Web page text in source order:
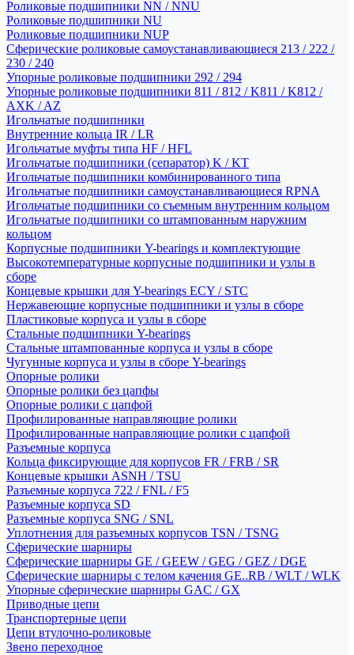
Роликовые подшипники NN / NNU
Роликовые подшипники NU
Роликовые подшипники NUP
Сферические роликовые самоустанавливающиеся 213 / 222 /
230 / 240
Упорные роликовые подшипники 292 / 294
Упорные роликовые подшипники 811 / 812 / K811 / K812 /
AXK / AZ
Игольчатые подшипники
Внутренние кольца IR / LR
Игольчатые муфты типа HF / HFL
Игольчатые подшипники (сепаратор) K / KT
Игольчатые подшипники комбинированного типа
Игольчатые подшипники самоустанавливающиеся RPNA
Игольчатые подшипники со съемным внутренним кольцом
Игольчатые подшипники со штампованным наружним
кольцом
Корпусные подшипники Y-bearings и комплектующие
Высокотемпературные корпусные подшипники и узлы в
сборе
Концевые крышки для Y-bearings ECY / STC
Нержавеющие корпусные подшипники и узлы в сборе
Пластиковые корпуса и узлы в сборе
Стальные подшипники Y-bearings
Стальные штампованные корпуса и узлы в сборе
Чугунные корпуса и узлы в сборе Y-bearings
Опорные ролики
Опорные ролики без цапфы
Опорные ролики с цапфой
Профилированные направляющие ролики
Профилированные направляющие ролики с цапфой
Разъемные корпуса
Кольца фиксирующие для корпусов FR / FRB / SR
Концевые крышки ASNH / TSU
Разъемные корпуса 722 / FNL / F5
Разъемные корпуса SD
Разъемные корпуса SNG / SNL
Уплотнения для разъемных корпусов TSN / TSNG
Сферические шарниры
Сферические шарниры GE / GEEW / GEG / GEZ / DGE
Сферические шарниры с телом качения GE..RB / WLT / WLK
Упорные сферические шарниры GAC / GX
Приводные цепи
Транспортерные цепи
Цепи втулочно-роликовые
Звено переходное